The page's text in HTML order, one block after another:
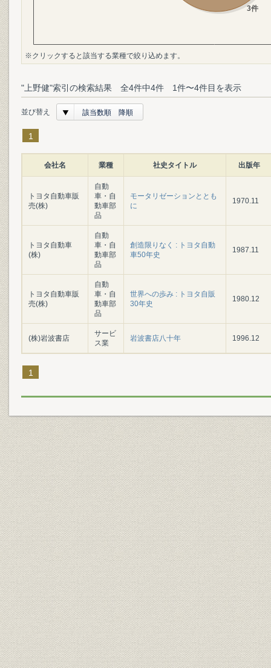
※クリックすると該当する業種で絞り込めます。
"上野健"索引の検索結果 全4件中4件 1件〜4件目を表示
並び替え 該当数順 降順
1
会社名 業種 社史タイトル 出版年
トヨタ自動車販
売(株)
自動
車・自
動車部
品
モータリゼーションととも
に
1970.11
トヨタ自動車
(株)
自動
車・自
動車部
品
創造限りなく : トヨタ自動
車50年史
1987.11
トヨタ自動車販
売(株)
自動
車・自
動車部
品
世界への歩み : トヨタ自販
30年史
1980.12
(株)岩波書店
サービ
ス業
岩波書店八十年 1996.12
1